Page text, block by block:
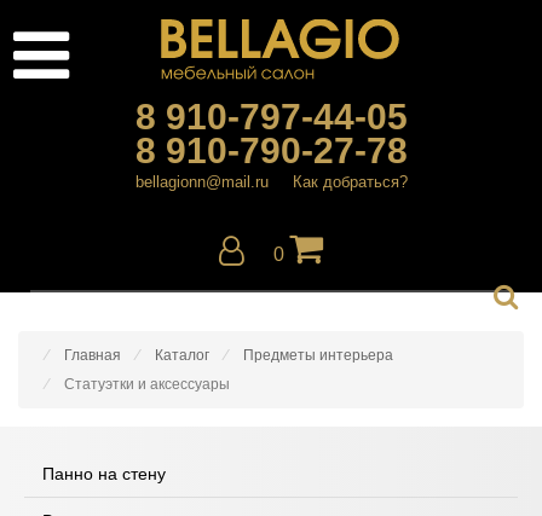
8 910-797-44-05
8 910-790-27-78
bellagionn@mail.ru Как добраться?
0
Главная Каталог
Предметы интерьера
Статуэтки и аксессуары
Панно на стену